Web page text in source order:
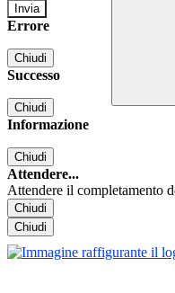
Errore
Chiudi
Successo
Chiudi
Informazione
Chiudi
Attendere...
Attendere il completamento
Chiudi
Chiudi